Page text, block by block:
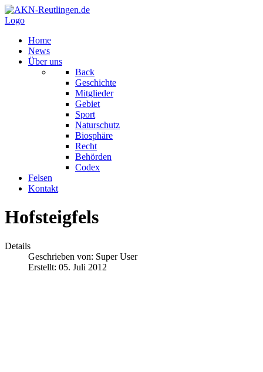
Logo
Home
News
Über uns
Back
Geschichte
Mitglieder
Gebiet
Sport
Naturschutz
Biosphäre
Recht
Behörden
Codex
Felsen
Kontakt
Hofsteigfels
Details
Geschrieben von: Super User
Erstellt: 05. Juli 2012